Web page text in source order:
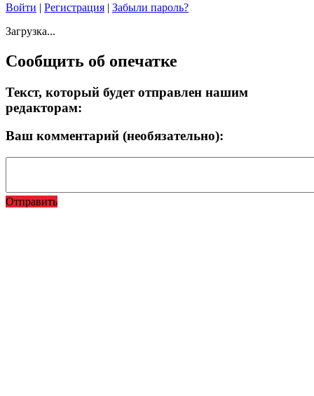
Войти | Регистрация | Забыли пароль?
Загрузка...
Сообщить об опечатке
Текст, который будет отправлен нашим
редакторам:
Ваш комментарий (необязательно):
Отправить